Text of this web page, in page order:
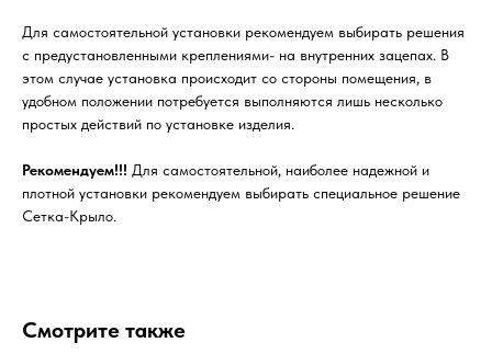
Для самостоятельной установки рекомендуем выбирать решения
с предустановленными креплениями- на внутренних зацепах. В
этом случае установка происходит со стороны помещения, в
удобном положении потребуется выполняются лишь несколько
простых действий по установке изделия.
Рекомендуем!!! Для самостоятельной, наиболее надежной и
плотной установки рекомендуем выбирать специальное решение
Сетка-Крыло.
Смотрите также